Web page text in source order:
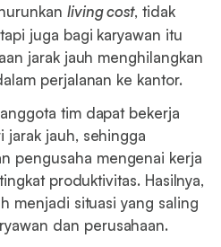
living cost, tidak
juga bagi karyawan itu
jarak jauh menghilangkan
perjalanan ke kantor.
tim dapat bekerja
jarak jauh, sehingga
pengusaha mengenai kerja
produktivitas. Hasilnya,
menjadi situasi yang saling
dan perusahaan.